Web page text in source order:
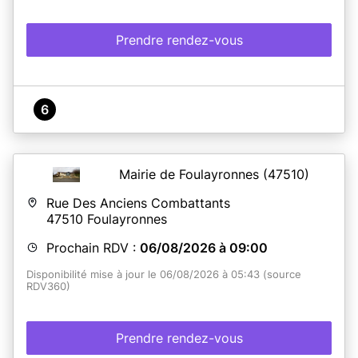
Prendre rendez-vous
6
Mairie de Foulayronnes (47510)
Rue Des Anciens Combattants
47510 Foulayronnes
Prochain RDV : 06/08/2026 à 09:00
Disponibilité mise à jour le 06/08/2026 à 05:43 (source
RDV360)
Prendre rendez-vous